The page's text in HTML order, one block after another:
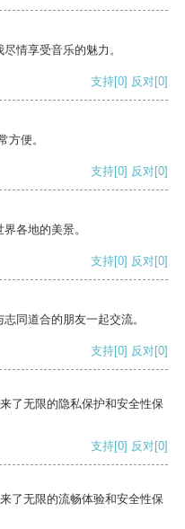
情享受音乐的魅力。
支持[0] 反对[0]
方便。
支持[0] 反对[0]
各地的美景。
支持[0] 反对[0]
同道合的朋友一起交流。
支持[0] 反对[0]
了无限的隐私保护和安全性保
支持[0] 反对[0]
了无限的流畅体验和安全性保